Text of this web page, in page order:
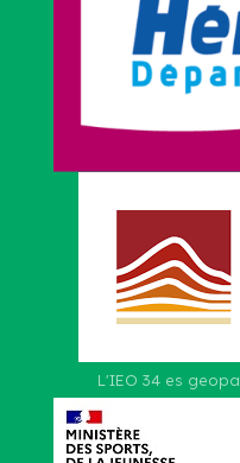
L'IEO 34 es